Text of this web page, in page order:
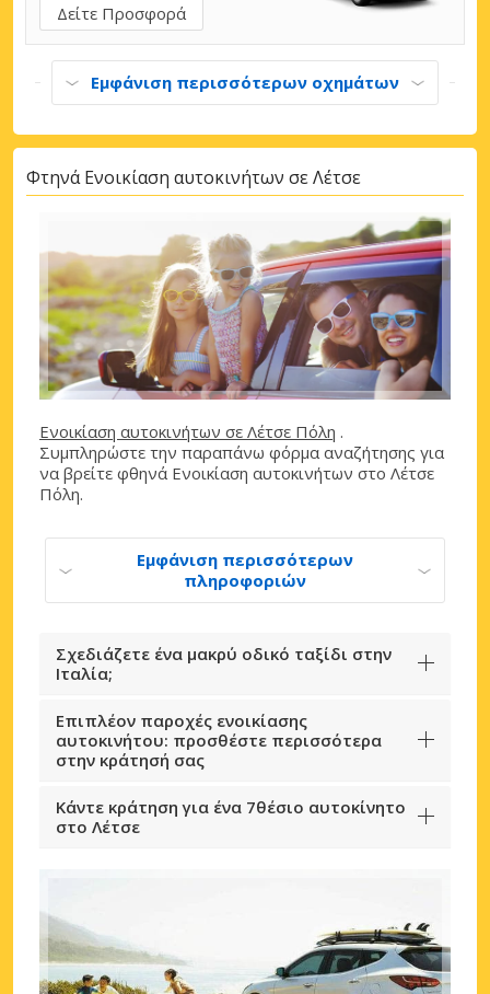
Δείτε Προσφορά
Εμφάνιση περισσότερων οχημάτων
Φτηνά Ενοικίαση αυτοκινήτων σε Λέτσε
Ενοικίαση αυτοκινήτων σε Λέτσε Πόλη .
Συμπληρώστε την παραπάνω φόρμα αναζήτησης για
να βρείτε φθηνά Ενοικίαση αυτοκινήτων στο Λέτσε
Πόλη.
Εμφάνιση περισσότερων
πληροφοριών
Σχεδιάζετε ένα μακρύ οδικό ταξίδι στην
Ιταλία;
Επιπλέον παροχές ενοικίασης
αυτοκινήτου: προσθέστε περισσότερα
στην κράτησή σας
Κάντε κράτηση για ένα 7θέσιο αυτοκίνητο
στο Λέτσε